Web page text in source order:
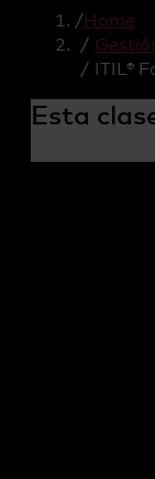
Home
ITIL®
Esta